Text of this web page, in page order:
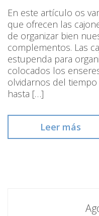
En este artículo os
que ofrecen las
de organizar bien
complementos. Las
estupenda para
colocados los
olvidarnos del
hasta […]
Leer más